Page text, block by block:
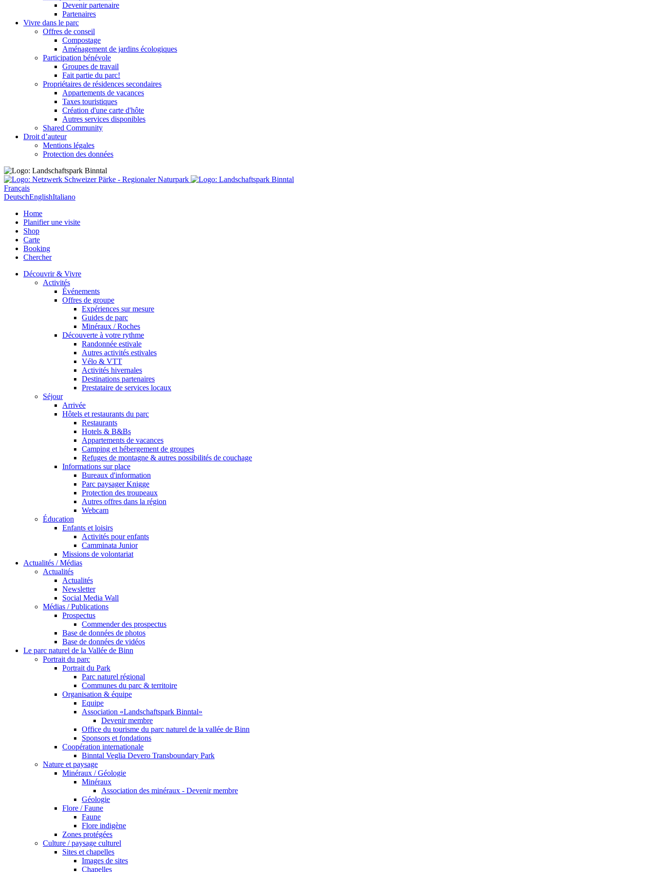
Devenir partenaire
Partenaires
Vivre dans le parc
Offres de conseil
Compostage
Aménagement de jardins écologiques
Participation bénévole
Groupes de travail
Fait partie du parc!
Propriétaires de résidences secondaires
Appartements de vacances
Taxes touristiques
Création d'une carte d'hôte
Autres services disponibles
Shared Community
Droit d’auteur
Mentions légales
Protection des données
Français
DeutschEnglishItaliano
Home
Planifier une visite
Shop
Carte
Booking
Chercher
Découvrir & Vivre
Activités
Événements
Offres de groupe
Expériences sur mesure
Guides de parc
Minéraux / Roches
Découverte à votre rythme
Randonnée estivale
Autres activités estivales
Vélo & VTT
Activités hivernales
Destinations partenaires
Prestataire de services locaux
Séjour
Arrivée
Hôtels et restaurants du parc
Restaurants
Hotels & B&Bs
Appartements de vacances
Camping et hébergement de groupes
Refuges de montagne & autres possibilités de couchage
Informations sur place
Bureaux d'information
Parc paysager Knigge
Protection des troupeaux
Autres offres dans la région
Webcam
Éducation
Enfants et loisirs
Activités pour enfants
Camminata Junior
Missions de volontariat
Actualités / Médias
Actualités
Actualités
Newsletter
Social Media Wall
Médias / Publications
Prospectus
Commender des prospectus
Base de données de photos
Base de données de vidéos
Le parc naturel de la Vallée de Binn
Portrait du parc
Portrait du Park
Parc naturel régional
Communes du parc & territoire
Organisation & équipe
Equipe
Association «Landschaftspark Binntal»
Devenir membre
Office du tourisme du parc naturel de la vallée de Binn
Sponsors et fondations
Coopération internationale
Binntal Veglia Devero Transboundary Park
Nature et paysage
Minéraux / Géologie
Minéraux
Association des minéraux - Devenir membre
Géologie
Flore / Faune
Faune
Flore indigène
Zones protégées
Culture / paysage culturel
Sites et chapelles
Images de sites
Chapelles